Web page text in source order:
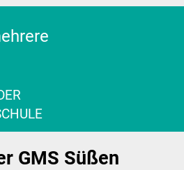
Projekte
Bildungspartnerschaften
GMS Süßen